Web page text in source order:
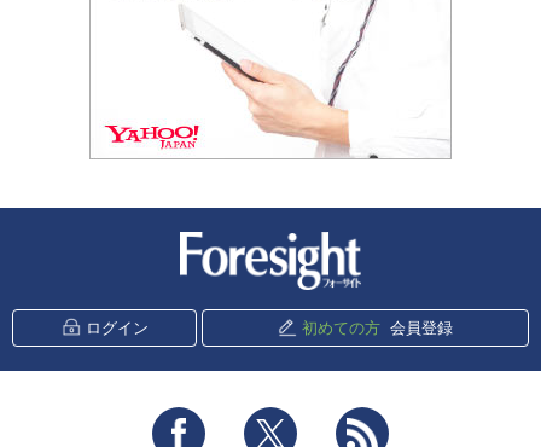
ログイン 初めての方 会員登録
Facebook Twitter